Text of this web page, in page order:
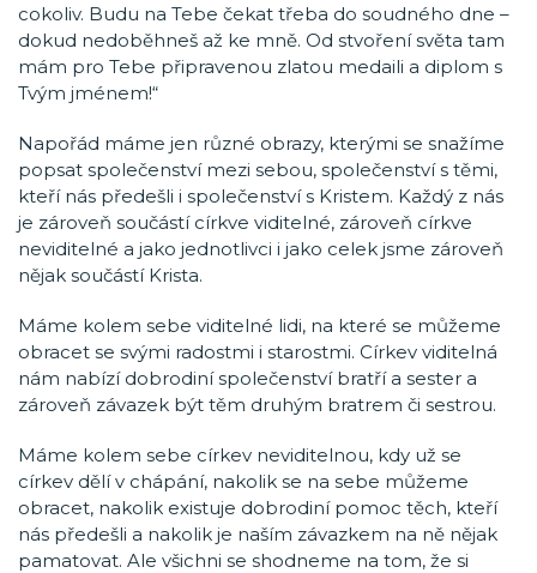
cokoliv. Budu na Tebe čekat třeba do soudného dne –
dokud nedoběhneš až ke mně. Od stvoření světa tam
mám pro Tebe připravenou zlatou medaili a diplom s
Tvým jménem!“
Napořád máme jen různé obrazy, kterými se snažíme
popsat společenství mezi sebou, společenství s těmi,
kteří nás předešli i společenství s Kristem. Každý z nás
je zároveň součástí církve viditelné, zároveň církve
neviditelné a jako jednotlivci i jako celek jsme zároveň
nějak součástí Krista.
Máme kolem sebe viditelné lidi, na které se můžeme
obracet se svými radostmi i starostmi. Církev viditelná
nám nabízí dobrodiní společenství bratří a sester a
zároveň závazek být těm druhým bratrem či sestrou.
Máme kolem sebe církev neviditelnou, kdy už se
církev dělí v chápání, nakolik se na sebe můžeme
obracet, nakolik existuje dobrodiní pomoc těch, kteří
nás předešli a nakolik je naším závazkem na ně nějak
pamatovat. Ale všichni se shodneme na tom, že si